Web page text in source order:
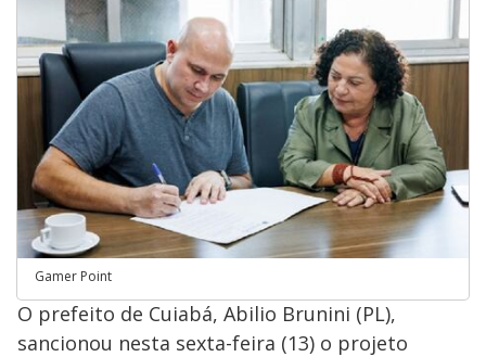
Gamer Point
O prefeito de Cuiabá, Abilio Brunini (PL),
sancionou nesta sexta-feira (13) o projeto